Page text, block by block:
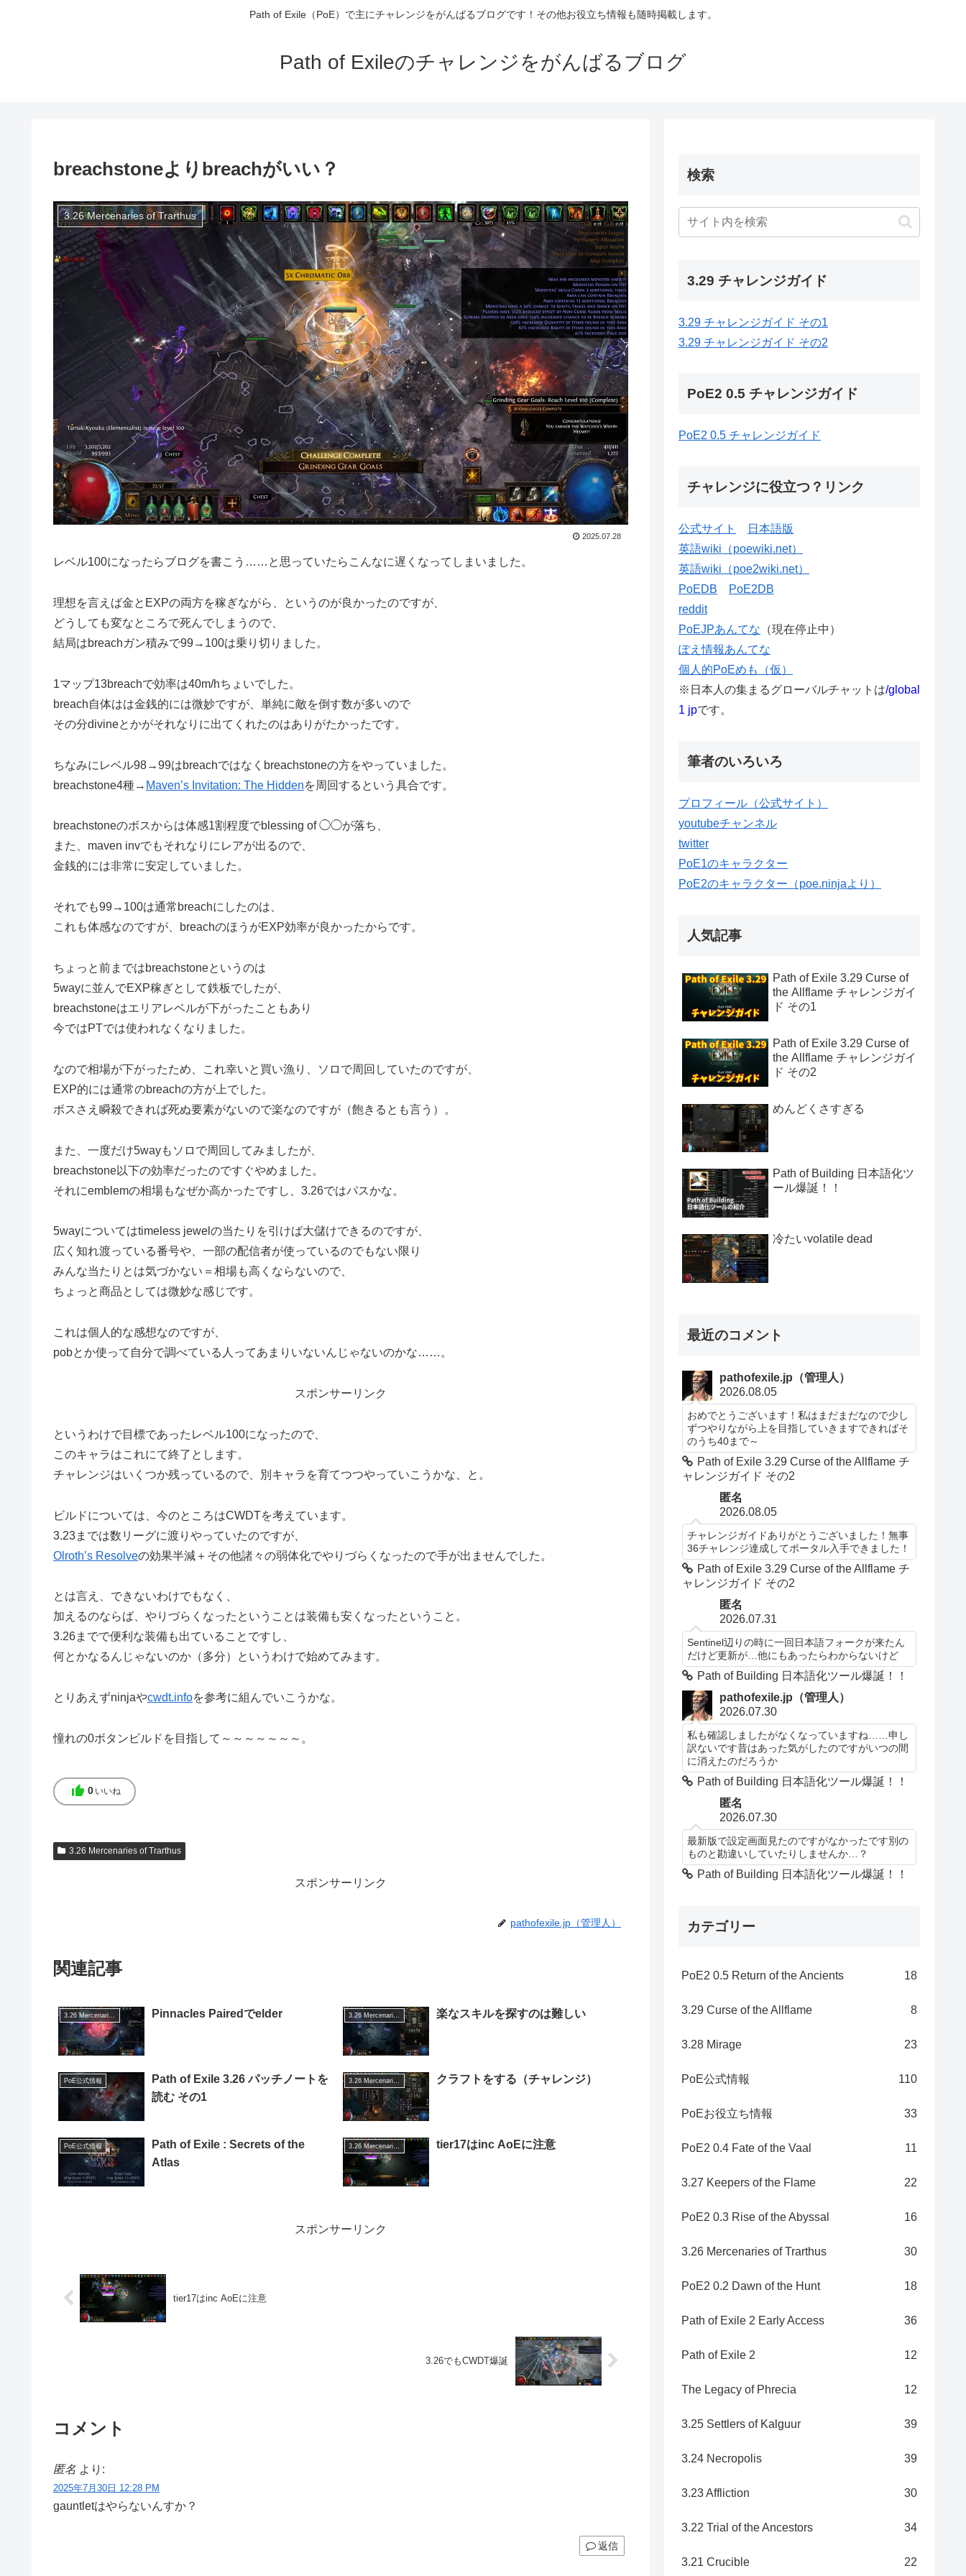
Path of Exile（PoE）で主にチャレンジをがんばるブログです！その他お役立ち情報も随時掲載します。
Path of Exileのチャレンジをがんばるブログ
breachstoneよりbreachがいい？
3.26 Mercenaries of Trarthus
2025.07.28
レベル100になったらブログを書こう……と思っていたらこんなに遅くなってしまいました。
理想を言えば金とEXPの両方を稼ぎながら、というのが良かったのですが、
どうしても変なところで死んでしまうので、
結局はbreachガン積みで99→100は乗り切りました。
1マップ13breachで効率は40m/hちょいでした。
breach自体はは金銭的には微妙ですが、単純に敵を倒す数が多いので
その分divineとかがそれなりに出てくれたのはありがたかったです。
ちなみにレベル98→99はbreachではなくbreachstoneの方をやっていました。
breachstone4種→ Maven’s Invitation: The Hiddenを周回するという具合です。
breachstoneのボスからは体感1割程度でblessing of ◯◯が落ち、
また、maven invでもそれなりにレアが出るので、
金銭的には非常に安定していました。
それでも99→100は通常breachにしたのは、
これも体感なのですが、breachのほうがEXP効率が良かったからです。
ちょっと前まではbreachstoneというのは
5wayに並んでEXP稼ぎとして鉄板でしたが、
breachstoneはエリアレベルが下がったこともあり
今ではPTでは使われなくなりました。
なので相場が下がったため、これ幸いと買い漁り、ソロで周回していたのですが、
EXP的には通常のbreachの方が上でした。
ボスさえ瞬殺できれば死ぬ要素がないので楽なのですが（飽きるとも言う）。
また、一度だけ5wayもソロで周回してみましたが、
breachstone以下の効率だったのですぐやめました。
それにemblemの相場もなぜか高かったですし、3.26ではパスかな。
5wayについてはtimeless jewelの当たりを引けば大儲けできるのですが、
広く知れ渡っている番号や、一部の配信者が使っているのでもない限り
みんな当たりとは気づかない＝相場も高くならないので、
ちょっと商品としては微妙な感じです。
これは個人的な感想なのですが、
pobとか使って自分で調べている人ってあまりいないんじゃないのかな……。
スポンサーリンク
というわけで目標であったレベル100になったので、
このキャラはこれにて終了とします。
チャレンジはいくつか残っているので、別キャラを育てつつやっていこうかな、と。
ビルドについては、今のところはCWDTを考えています。
3.23までは数リーグに渡りやっていたのですが、
Olroth’s Resolveの効果半減＋その他諸々の弱体化でやりづらくなったので手が出ませんでした。
とは言え、できないわけでもなく、
加えるのならば、やりづらくなったということは装備も安くなったということ。
3.26までで便利な装備も出ていることですし、
何とかなるんじゃないのか（多分）というわけで始めてみます。
とりあえずninjaやcwdt.infoを参考に組んでいこうかな。
憧れの0ボタンビルドを目指して～～～～～～～。
thumb_up 0 いいね
3.26 Mercenaries of Trarthus
スポンサーリンク
pathofexile.jp（管理人）
関連記事
Pinnacles Pairedでelder 楽なスキルを探すのは難しい
PoE公式情報
Path of Exile 3.26 パッチノートを
読む その1
3.26 Mercenaries of Trarthus クラフトをする（チャレンジ）
PoE公式情報
Path of Exile : Secrets of the
Atlas
3.26 Mercenaries of Trarthus tier17はinc AoEに注意
スポンサーリンク
tier17はinc AoEに注意
3.26でもCWDT爆誕
コメント
匿名 より:
2025年7月30日 12:28 PM
gauntletはやらないんすか？
返信
検索
3.29 チャレンジガイド
3.29 チャレンジガイド その1
3.29 チャレンジガイド その2
PoE2 0.5 チャレンジガイド
PoE2 0.5 チャレンジガイド
チャレンジに役立つ？リンク
公式サイト
日本語版
英語wiki（poewiki.net）
英語wiki（poe2wiki.net）
PoEDB
PoE2DB
reddit
PoEJPあんてな （現在停止中）
ぽえ情報あんてな
個人的PoEめも（仮）
※日本人の集まるグローバルチャットは/global
1 jpです。
筆者のいろいろ
プロフィール（公式サイト）
youtubeチャンネル
twitter
PoE1のキャラクター
PoE2のキャラクター（poe.ninjaより）
人気記事
Path of Exile 3.29 Curse of
the Allflame チャレンジガイ
ド その1
Path of Exile 3.29 Curse of
the Allflame チャレンジガイ
ド その2
めんどくさすぎる
Path of Building 日本語化ツ
ール爆誕！！
冷たいvolatile dead
最近のコメント
pathofexile.jp（管理人）
2026.08.05
おめでとうございます！私はまだまだなので少し
ずつやりながら上を目指していきますできればそ
のうち40まで～
Path of Exile 3.29 Curse of the Allflame チ
ャレンジガイド その2
匿名
2026.08.05
チャレンジガイドありがとうございました！無事
36チャレンジ達成してポータル入手できました！
Path of Exile 3.29 Curse of the Allflame チ
ャレンジガイド その2
匿名
2026.07.31
Sentinel辺りの時に一回日本語フォークが来たん
だけど更新が…他にもあったらわからないけど
Path of Building 日本語化ツール爆誕！！
pathofexile.jp（管理人）
2026.07.30
私も確認しましたがなくなっていますね……申し
訳ないです昔はあった気がしたのですがいつの間
に消えたのだろうか
Path of Building 日本語化ツール爆誕！！
匿名
2026.07.30
最新版で設定画面見たのですがなかったです別の
ものと勘違いしていたりしませんか…？
Path of Building 日本語化ツール爆誕！！
カテゴリー
PoE2 0.5 Return of the Ancients 18
3.29 Curse of the Allflame 8
3.28 Mirage 23
PoE公式情報 110
PoEお役立ち情報 33
PoE2 0.4 Fate of the Vaal 11
3.27 Keepers of the Flame 22
PoE2 0.3 Rise of the Abyssal 16
3.26 Mercenaries of Trarthus 30
PoE2 0.2 Dawn of the Hunt 18
Path of Exile 2 Early Access 36
Path of Exile 2 12
The Legacy of Phrecia 12
3.25 Settlers of Kalguur 39
3.24 Necropolis 39
3.23 Affliction 30
3.22 Trial of the Ancestors 34
3.21 Crucible 22